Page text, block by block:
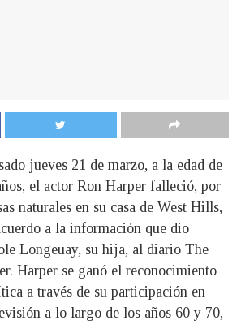
jueves 21 de marzo, a la edad de
el actor Ron Harper falleció, por
naturales en su casa de West Hills,
a la información que dio
Longeuay, su hija, al diario The
Harper se ganó el reconocimiento
a través de su participación en
a lo largo de los años 60 y 70,